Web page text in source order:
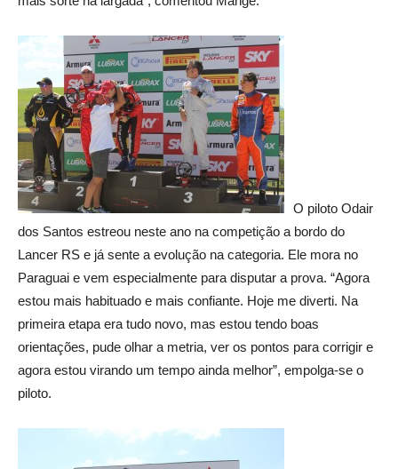
O piloto Odair
dos Santos estreou neste ano na competição a bordo do
Lancer RS e já sente a evolução na categoria. Ele mora no
Paraguai e vem especialmente para disputar a prova. “Agora
estou mais habituado e mais confiante. Hoje me diverti. Na
primeira etapa era tudo novo, mas estou tendo boas
orientações, pude olhar a metria, ver os pontos para corrigir e
agora estou virando um tempo ainda melhor”, empolga-se o
piloto.